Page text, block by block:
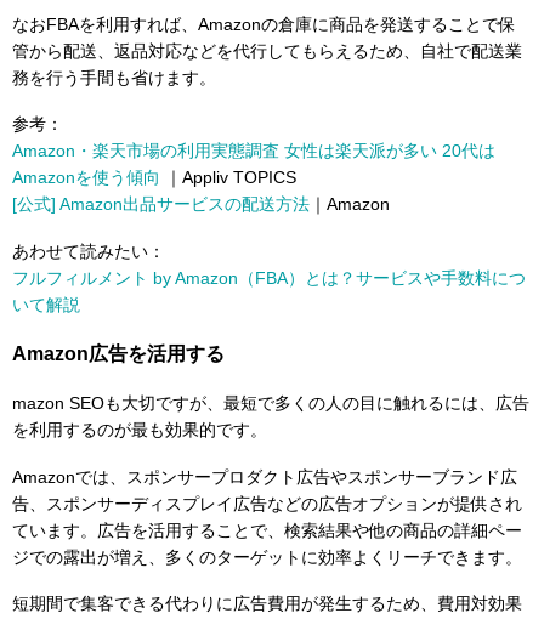
なおFBAを利用すれば、Amazonの倉庫に商品を発送することで保
管から配送、返品対応などを代行してもらえるため、自社で配送業
務を行う手間も省けます。
参考：
Amazon・楽天市場の利用実態調査 女性は楽天派が多い 20代は
Amazonを使う傾向
｜Appliv TOPICS
[公式] Amazon出品サービスの配送方法 ｜Amazon
あわせて読みたい：
フルフィルメント by Amazon（FBA）とは？サービスや手数料につ
いて解説
Amazon広告を活用する
mazon SEOも大切ですが、最短で多くの人の目に触れるには、広告
を利用するのが最も効果的です。
Amazonでは、スポンサープロダクト広告やスポンサーブランド広
告、スポンサーディスプレイ広告などの広告オプションが提供され
ています。広告を活用することで、検索結果や他の商品の詳細ペー
ジでの露出が増え、多くのターゲットに効率よくリーチできます。
短期間で集客できる代わりに広告費用が発生するため、費用対効果